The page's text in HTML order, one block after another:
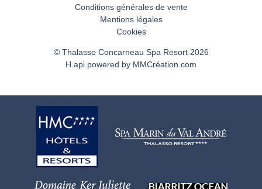
Conditions générales de vente
Mentions légales
Cookies
© Thalasso Concarneau Spa Resort 2026
H.api powered by MMCréation.com